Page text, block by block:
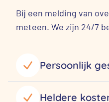
Bij een melding van
meteen. We zijn 24/7
Persoonlijk
Heldere